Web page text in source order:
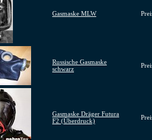
Gasmaske MLW
Russische Gasmaske
schwarz
Gasmaske Dräger Futura
F2 (Überdruck)